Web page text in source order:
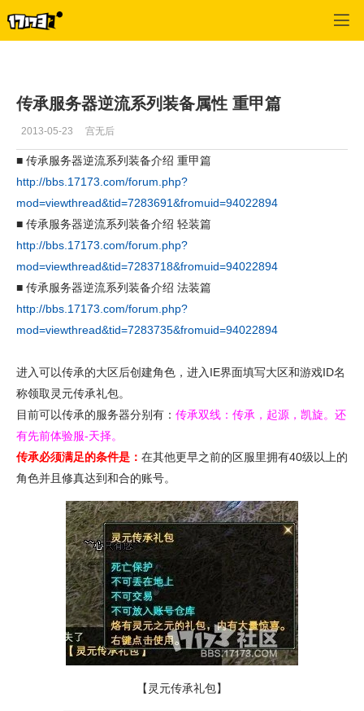
传承服务器逆流系列装备属性 重甲篇
2013-05-23 宫无后
■ 传承服务器逆流系列装备介绍 重甲篇
http://bbs.17173.com/forum.php?
mod=viewthread&tid=7283691&fromuid=94022894
■ 传承服务器逆流系列装备介绍 轻装篇
http://bbs.17173.com/forum.php?
mod=viewthread&tid=7283718&fromuid=94022894
■ 传承服务器逆流系列装备介绍 法装篇
http://bbs.17173.com/forum.php?
mod=viewthread&tid=7283735&fromuid=94022894
进入可以传承的大区后创建角色，进入IE界面填写大区和游戏ID名
称领取灵元传承礼包。
目前可以传承的服务器分别有： 传承双线：传承，起源，凯旋。还
有先前体验服-天择。
传承必须满足的条件是： 在其他更早之前的区服里拥有40级以上的
角色并且修真达到和合的账号。
【灵元传承礼包】